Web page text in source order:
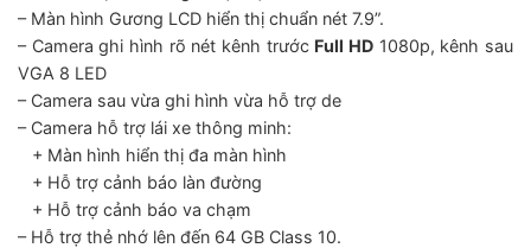
– Màn hình Gương LCD hiển thị chuẩn nét 7.9”.
– Camera ghi hình rõ nét kênh trước Full HD 1080p, kênh sau
VGA 8 LED
– Camera sau vừa ghi hình vừa hỗ trợ de
– Camera hỗ trợ lái xe thông minh:
+ Màn hình hiển thị đa màn hình
+ Hỗ trợ cảnh báo làn đường
+ Hỗ trợ cảnh báo va chạm
– Hỗ trợ thẻ nhớ lên đến 64 GB Class 10.